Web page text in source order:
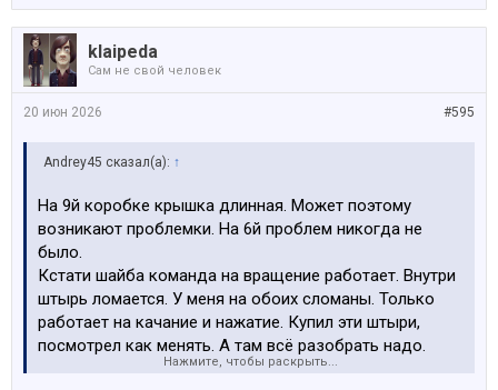
klaipeda
Сам не свой человек
#595
20 июн 2026
Andrey45 сказал(а): ↑
На 9й коробке крышка длинная. Может поэтому
возникают проблемки. На 6й проблем никогда не
было.
Кстати шайба команда на вращение работает. Внутри
штырь ломается. У меня на обоих сломаны. Только
работает на качание и нажатие. Купил эти штыри,
посмотрел как менять. А там всё разобрать надо.
Нажмите, чтобы раскрыть...